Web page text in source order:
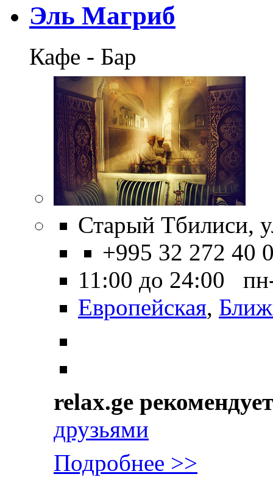
Эль Магриб
Кафе - Бар
Старый Тбилиси,
+995 32 272 40
11:00 до 24:00
Европейская,
relax.ge рекомендует
друзьями
Подробнее >>